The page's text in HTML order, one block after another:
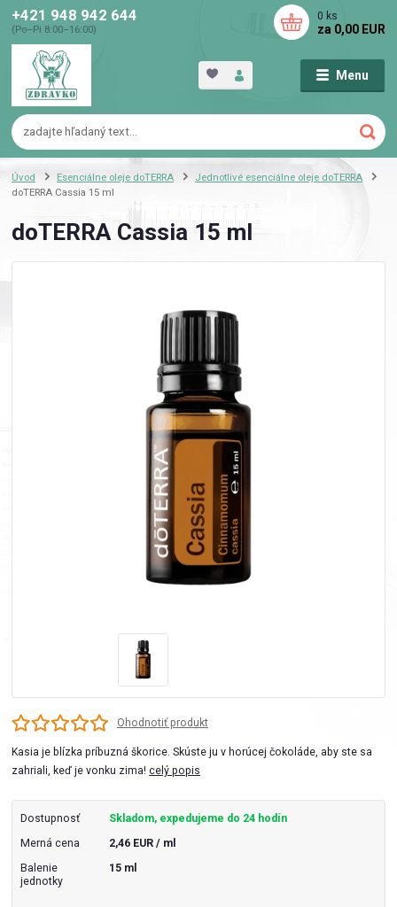
Menu
+421 948 942 644
(Po–Pi 8:00–16:00)
0 ks
za 0,00 EUR
Úvod Esenciálne oleje doTERRA
Jednotlivé esenciálne oleje doTERRA
doTERRA Cassia 15 ml
doTERRA Cassia 15 ml
Ohodnotiť produkt
Kasia je blízka príbuzná škorice. Skúste ju v horúcej čokoláde, aby ste sa
zahriali, keď je vonku zima!celý popis
Dostupnosť Skladom, expedujeme do 24 hodín
Merná cena 2,46 EUR / ml
Balenie
jednotky
15 ml